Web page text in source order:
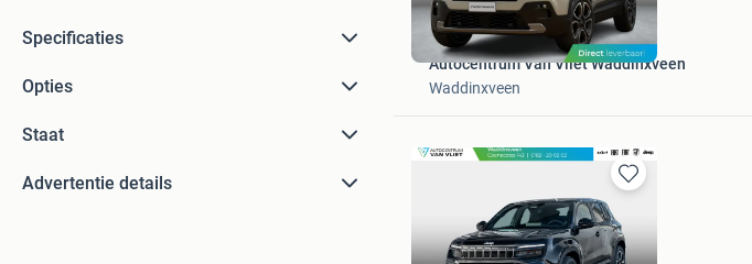
Specificaties
Opties
Staat
Advertentie details
Autocentrum Van Vliet Waddinxveen
Waddinxveen
Bewaren
in
Mijn
Favorieten